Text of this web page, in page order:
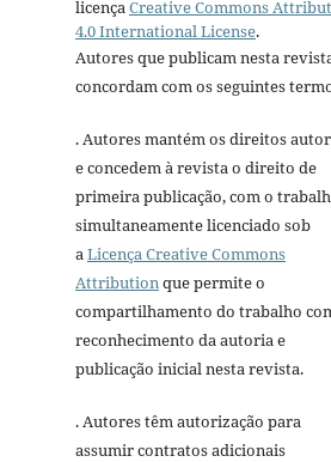
licençaCreative Commons
4.0 International License.
Autores que publicam nesta
concordam com os seguintes
. Autores mantém os direitos
e concedem à revista o direito de
primeira publicação, com o
simultaneamente licenciado sob
aLicença Creative Commons
Attributionque permite o
compartilhamento do trabalho
reconhecimento da autoria e
publicação inicial nesta revista.
. Autores têm autorização para
assumir contratos adicionais